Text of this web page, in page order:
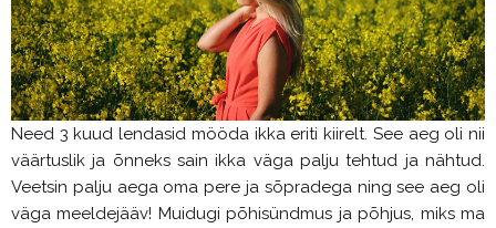
Need 3 kuud lendasid mööda ikka eriti kiirelt. See aeg oli nii
väärtuslik ja õnneks sain ikka väga palju tehtud ja nähtud.
Veetsin palju aega oma pere ja sõpradega ning see aeg oli
väga meeldejääv! Muidugi põhisündmus ja põhjus, miks ma